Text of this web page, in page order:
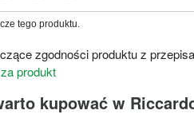
tego produktu.
zgodności produktu z
produkt
kupować w